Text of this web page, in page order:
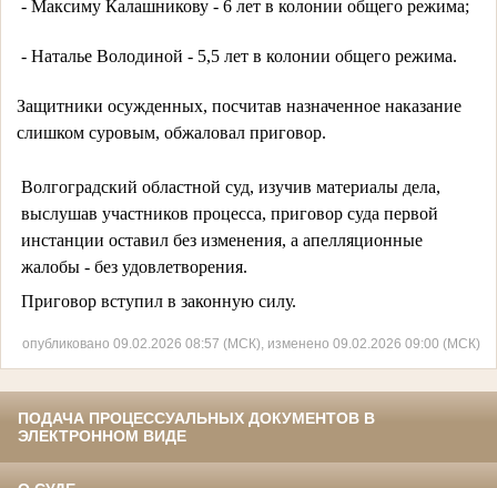
- Максиму Калашникову - 6 лет в колонии общего режима;
- Наталье Володиной - 5,5 лет в колонии общего режима.
Защитники осужденных, посчитав назначенное наказание
слишком суровым, обжаловал приговор.
Волгоградский областной суд, изучив материалы дела,
выслушав участников процесса, приговор суда первой
инстанции оставил без изменения, а апелляционные
жалобы - без удовлетворения.
Приговор вступил в законную силу.
опубликовано 09.02.2026 08:57 (МСК), изменено 09.02.2026 09:00 (МСК)
ПОДАЧА ПРОЦЕССУАЛЬНЫХ ДОКУМЕНТОВ В
ЭЛЕКТРОННОМ ВИДЕ